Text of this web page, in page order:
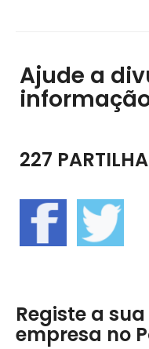
Ajude a
227
Registe a
empresa no